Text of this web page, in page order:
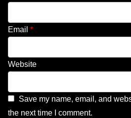
Email *
Website
Save my name, email, and
the next time I comment.